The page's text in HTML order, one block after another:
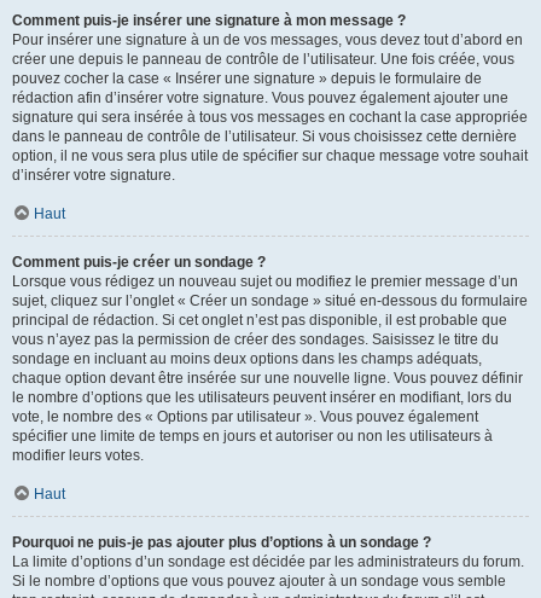
Comment puis-je insérer une signature à mon message ?
Pour insérer une signature à un de vos messages, vous devez tout d’abord en
créer une depuis le panneau de contrôle de l’utilisateur. Une fois créée, vous
pouvez cocher la case « Insérer une signature » depuis le formulaire de
rédaction afin d’insérer votre signature. Vous pouvez également ajouter une
signature qui sera insérée à tous vos messages en cochant la case appropriée
dans le panneau de contrôle de l’utilisateur. Si vous choisissez cette dernière
option, il ne vous sera plus utile de spécifier sur chaque message votre souhait
d’insérer votre signature.
Haut
Comment puis-je créer un sondage ?
Lorsque vous rédigez un nouveau sujet ou modifiez le premier message d’un
sujet, cliquez sur l’onglet « Créer un sondage » situé en-dessous du formulaire
principal de rédaction. Si cet onglet n’est pas disponible, il est probable que
vous n’ayez pas la permission de créer des sondages. Saisissez le titre du
sondage en incluant au moins deux options dans les champs adéquats,
chaque option devant être insérée sur une nouvelle ligne. Vous pouvez définir
le nombre d’options que les utilisateurs peuvent insérer en modifiant, lors du
vote, le nombre des « Options par utilisateur ». Vous pouvez également
spécifier une limite de temps en jours et autoriser ou non les utilisateurs à
modifier leurs votes.
Haut
Pourquoi ne puis-je pas ajouter plus d’options à un sondage ?
La limite d’options d’un sondage est décidée par les administrateurs du forum.
Si le nombre d’options que vous pouvez ajouter à un sondage vous semble